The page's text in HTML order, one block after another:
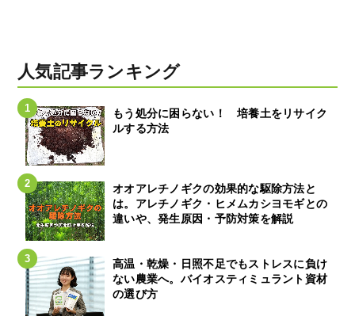
人気記事ランキング
もう処分に困らない！ 培養土をリサイク
ルする方法
オオアレチノギクの効果的な駆除方法と
は。アレチノギク・ヒメムカシヨモギとの
違いや、発生原因・予防対策を解説
高温・乾燥・日照不足でもストレスに負け
ない農業へ。バイオスティミュラント資材
の選び方